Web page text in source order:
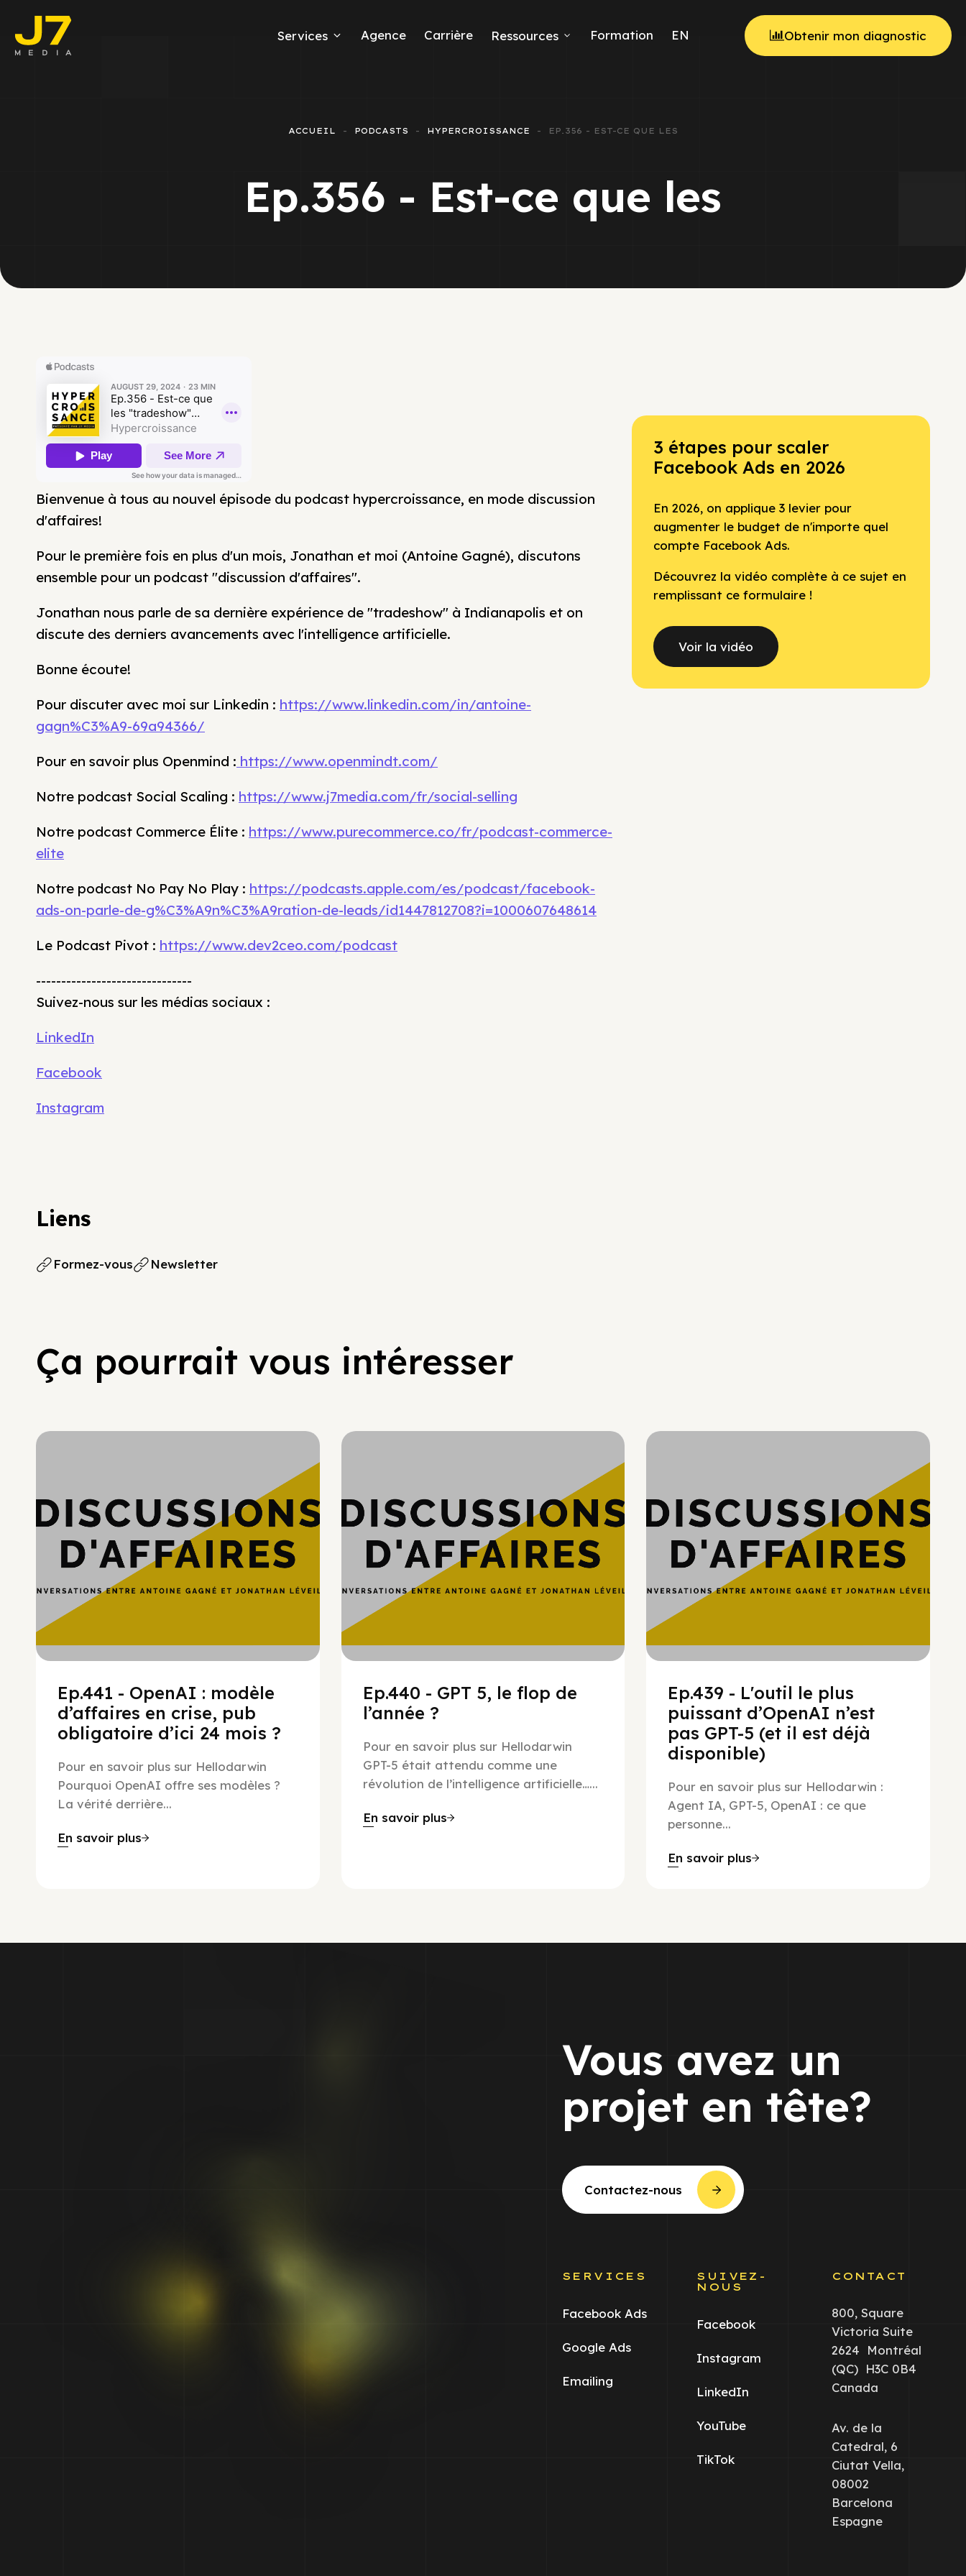
Services
E-commerce
Google Ads
Agence Carrière Ressources Formation EN Obtenir mon diagnostic
ACCUEIL PODCASTS HYPERCROISSANCE EP.356 - EST-CE QUE LES
Ep.356 - Est-ce que les
Bienvenue à tous au nouvel épisode du podcast hypercroissance, en mode discussion
d'affaires!
Pour le première fois en plus d'un mois, Jonathan et moi (Antoine Gagné), discutons
ensemble pour un podcast "discussion d'affaires".
Jonathan nous parle de sa dernière expérience de "tradeshow" à Indianapolis et on
discute des derniers avancements avec l'intelligence artificielle.
Bonne écoute!
Pour discuter avec moi sur Linkedin : https://www.linkedin.com/in/antoine-
gagn%C3%A9-69a94366/
Pour en savoir plus Openmind : https://www.openmindt.com/
Notre podcast Social Scaling : https://www.j7media.com/fr/social-selling
Notre podcast Commerce Élite : https://www.purecommerce.co/fr/podcast-commerce-
elite
Notre podcast No Pay No Play : https://podcasts.apple.com/es/podcast/facebook-
ads-on-parle-de-g%C3%A9n%C3%A9ration-de-leads/id1447812708?i=1000607648614
Le Podcast Pivot : https://www.dev2ceo.com/podcast
-------------------------------
Suivez-nous sur les médias sociaux :
LinkedIn
Facebook
Instagram
Liens
Formez-vous Newsletter
3 étapes pour scaler
Facebook Ads en 2026
En 2026, on applique 3 levier pour
augmenter le budget de n'importe quel
compte Facebook Ads.
Découvrez la vidéo complète à ce sujet en
remplissant ce formulaire !
Voir la vidéo
Ça pourrait vous intéresser
Ep.441 - OpenAI : modèle
d’affaires en crise, pub
obligatoire d’ici 24 mois ?
Pour en savoir plus sur Hellodarwin
Pourquoi OpenAI offre ses modèles ?
La vérité derrière...
En savoir plus
Ep.440 - GPT 5, le flop de
l’année ?
Pour en savoir plus sur Hellodarwin
GPT-5 était attendu comme une
révolution de l’intelligence artificielle…...
En savoir plus
Ep.439 - L'outil le plus
puissant d’OpenAI n’est
pas GPT-5 (et il est déjà
disponible)
Pour en savoir plus sur Hellodarwin :
Agent IA, GPT-5, OpenAI : ce que
personne...
En savoir plus
Vous avez un
projet en tête?
Contactez-nous
SERVICES
Facebook Ads
Google Ads
Emailing
SUIVEZ-
NOUS
Facebook
Instagram
LinkedIn
YouTube
TikTok
CONTACT
800, Square
Victoria Suite
2624 Montréal
(QC) H3C 0B4
Canada
Av. de la
Catedral, 6
Ciutat Vella,
08002
Barcelona
Espagne